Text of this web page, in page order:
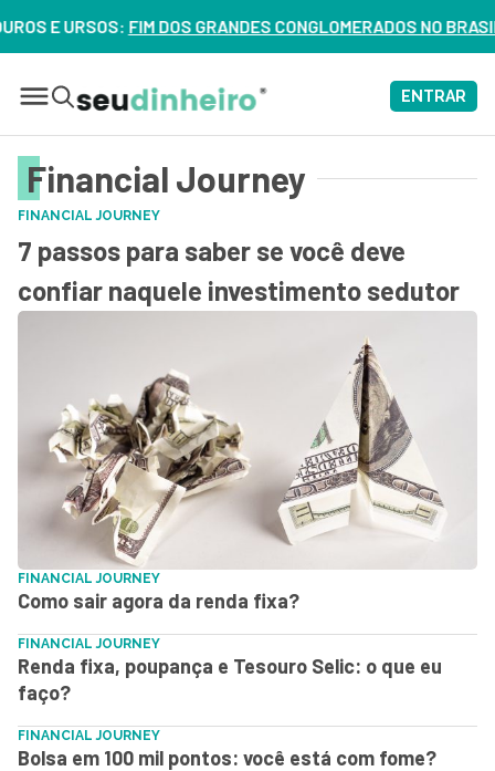
E URSOS:FIM DOS GRANDES CONGLOMERADOS NO BRASIL?
ENTRAR
Financial Journey
FINANCIAL JOURNEY
7 passos para saber se você deve
confiar naquele investimento sedutor
FINANCIAL JOURNEY
Como sair agora da renda fixa?
FINANCIAL JOURNEY
Renda fixa, poupança e Tesouro Selic: o que eu
faço?
FINANCIAL JOURNEY
Bolsa em 100 mil pontos: você está com fome?